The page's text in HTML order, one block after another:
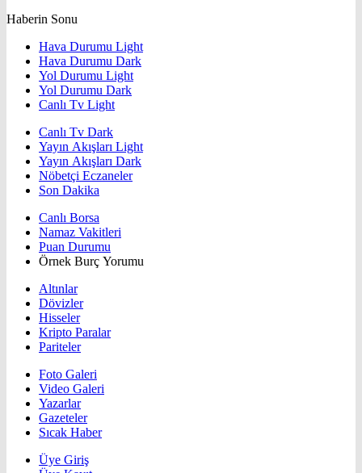
Haberin Sonu
Hava Durumu Light
Hava Durumu Dark
Yol Durumu Light
Yol Durumu Dark
Canlı Tv Light
Canlı Tv Dark
Yayın Akışları Light
Yayın Akışları Dark
Nöbetçi Eczaneler
Son Dakika
Canlı Borsa
Namaz Vakitleri
Puan Durumu
Örnek Burç Yorumu
Altınlar
Dövizler
Hisseler
Kripto Paralar
Pariteler
Foto Galeri
Video Galeri
Yazarlar
Gazeteler
Sıcak Haber
Üye Giriş